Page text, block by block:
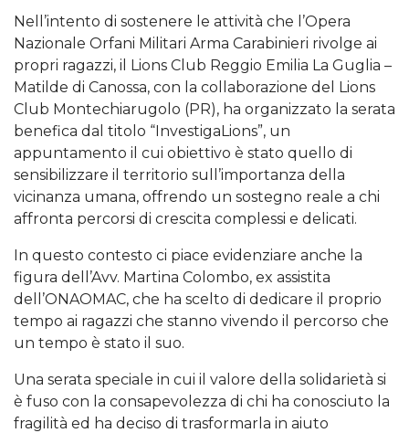
Nell’intento di sostenere le attività che l’Opera
Nazionale Orfani Militari Arma Carabinieri rivolge ai
propri ragazzi, il Lions Club Reggio Emilia La Guglia –
Matilde di Canossa, con la collaborazione del Lions
Club Montechiarugolo (PR), ha organizzato la serata
benefica dal titolo “InvestigaLions”, un
appuntamento il cui obiettivo è stato quello di
sensibilizzare il territorio sull’importanza della
vicinanza umana, offrendo un sostegno reale a chi
affronta percorsi di crescita complessi e delicati.
In questo contesto ci piace evidenziare anche la
figura dell’Avv. Martina Colombo, ex assistita
dell’ONAOMAC, che ha scelto di dedicare il proprio
tempo ai ragazzi che stanno vivendo il percorso che
un tempo è stato il suo.
Una serata speciale in cui il valore della solidarietà si
è fuso con la consapevolezza di chi ha conosciuto la
fragilità ed ha deciso di trasformarla in aiuto